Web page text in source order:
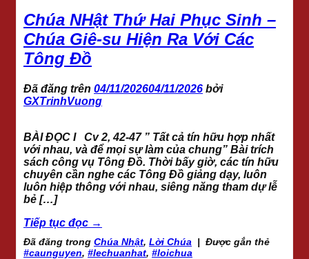
Chúa NHật Thứ Hai Phục Sinh –
Chúa Giê-su Hiện Ra Với Các
Tông Đồ
Đã đăng trên 04/11/202604/11/2026 bởi
GXTrinhVuong
BÀI ĐỌC I Cv 2, 42-47 ” Tất cả tín hữu hợp nhất
với nhau, và để mọi sự làm của chung” Bài trích
sách công vụ Tông Đồ. Thời bấy giờ, các tín hữu
chuyên cần nghe các Tông Đồ giảng dạy, luôn
luôn hiệp thông với nhau, siêng năng tham dự lễ
bẻ […]
Tiếp tục đọc →
Đã đăng trong Chúa Nhật, Lời Chúa | Được gắn thẻ
#caunguyen, #lechuanhat, #loichua